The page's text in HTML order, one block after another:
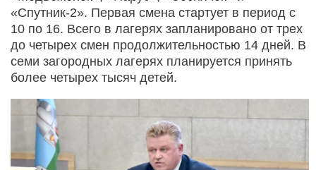
«Спутник-2». Первая смена стартует в период с
10 по 16. Всего в лагерях запланировано от трех
до четырех смен продолжительностью 14 дней. В
семи загородных лагерях планируется принять
более четырех тысяч детей.